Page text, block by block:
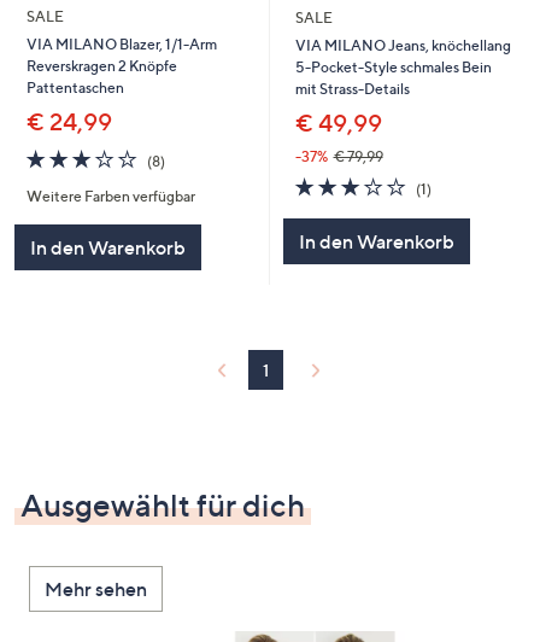
SALE
VIA MILANO Blazer, 1/1-Arm
Reverskragen 2 Knöpfe
Pattentaschen
€ 24,99
3.1
von
5
(8)8
Weitere Farben verfügbar
In den Warenkorb
SALE
VIA MILANO Jeans, knöchellang
5-Pocket-Style schmales Bein
mit Strass-Details
€ 49,99
-37% € 79,99
3.0
von
(1)1
In den Warenkorb
1
Ausgewählt für dich
Mehr sehen